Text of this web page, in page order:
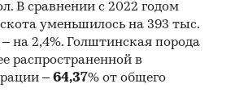
Планируется долгосрочная
аренда участка 3 га с
правом выкупа.
10лет помесячно (с янв.
В сравнении с 2022 годом
уменьшилось на 393 тыс.
– на 2,4%. Голштинская порода
распространенной в
– 64,37% от общего